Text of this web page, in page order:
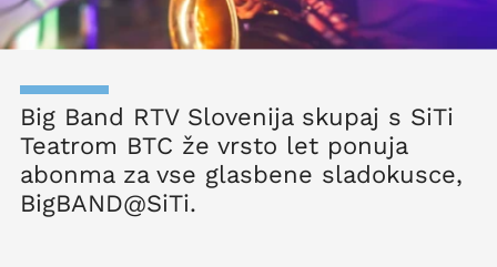
Big Band RTV Slovenija skupaj s SiTi
Teatrom BTC že vrsto let ponuja
abonma za vse glasbene sladokusce,
BigBAND@SiTi.